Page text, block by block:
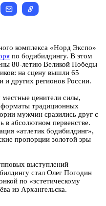
комплекса «Норд Экспо»
по бодибилдингу. В этом
80-летию Великой Победы
на сцену вышли 65
и других регионов России.
ценители силы,
традиционных
мужчин сразились друг с
в абсолютном первенстве.
«атлетик бодибилдинг»,
пропорции золотой эры
выступлений
стал Олег Погодин
по «эстетическому
из Архангельска.